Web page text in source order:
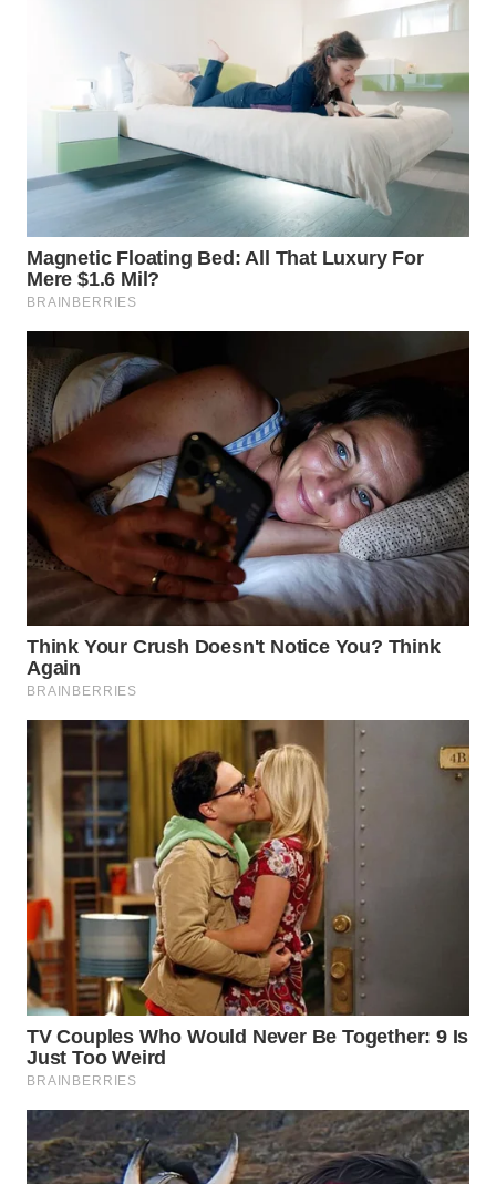
WN
SUMEDANG
WN
WN
KEPULAUAN
SERIBU
WN
TANGERANG
WN
BINJAI
WN
CIREBON
WN
WN
KUNINGAN
WN
MAJALENGKA
WN
SUBANG
WN
SUKABUMI
WN
PURWAKARTA